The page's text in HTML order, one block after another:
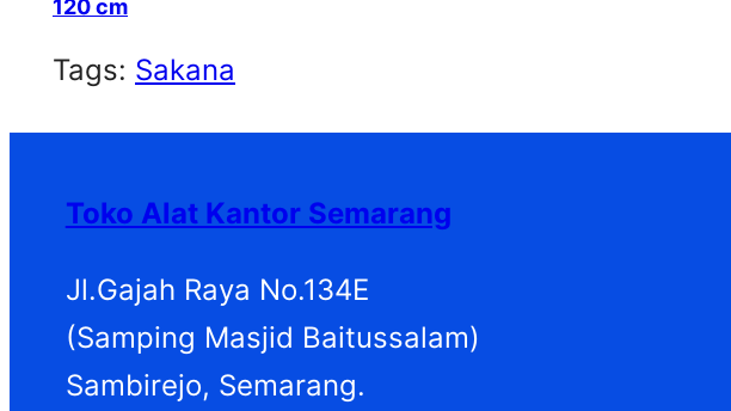
120 cm
Tags: Sakana
Toko Alat Kantor Semarang
Jl.Gajah Raya No.134E
(Samping Masjid Baitussalam)
Sambirejo, Semarang.